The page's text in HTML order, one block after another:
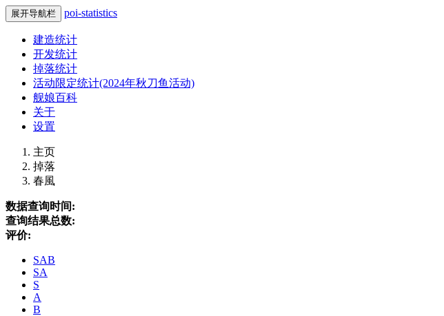
展开导航栏 poi-statistics
建造统计
开发统计
掉落统计
活动限定统计(2024年秋刀鱼活动)
舰娘百科
关于
设置
主页
掉落
春風
数据查询时间:
查询结果总数:
评价:
SAB
SA
S
A
B